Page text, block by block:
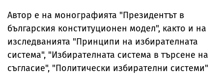
Автор е на монографията "Президентът в
българския конституционен модел", както и на
изследванията "Принципи на избирателната
система", "Избирателната система в търсене на
съгласие", "Политически избирателни системи"